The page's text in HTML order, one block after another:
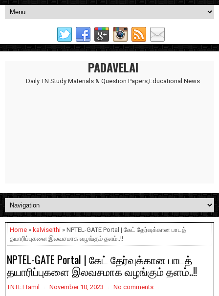
PADAVELAI
Daily TN Study Materials & Question Papers,Educational News
Home » kalviseithi » NPTEL-GATE Portal | கேட் தேர்வுக்கான பாடத்
தயாரிப்புகளை இலவசமாக வழங்கும் தளம்..!!
NPTEL-GATE Portal | கேட் தேர்வுக்கான பாடத்
தயாரிப்புகளை இலவசமாக வழங்கும் தளம்..!!
TNTETTamil November 10, 2023 No comments